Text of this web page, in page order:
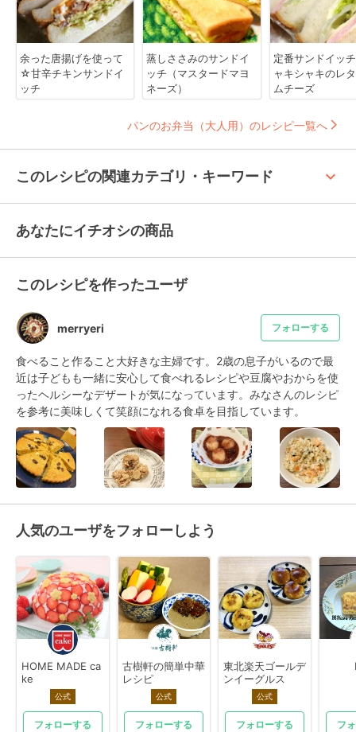
余った唐揚げを使って
☆甘辛チキンサンドイ
ッチ
蒸しささみのサンドイ
ッチ（マスタードマヨ
ネーズ）
定番サンドイッ
ャキシャキのレ
ムチーズ
パンのお弁当（大人用）のレシピ一覧へ
このレシピの関連カテゴリ・キーワード keyboard_arrow_up
あなたにイチオシの商品
このレシピを作ったユーザ
merryeri フォローする
食べること作ること大好きな主婦です。2歳の息子がいるので最
近は子どもも一緒に安心して食べれるレシピや豆腐やおからを使
ったヘルシーなデザートが気になっています。みなさんのレシピ
を参考に美味しくて笑顔になれる食卓を目指しています。
人気のユーザをフォローしよう
HOME MADE ca
ke
公式
フォローする
古樹軒の簡単中華
レシピ
公式
フォローする
東北楽天ゴールデ
ンイーグルス
公式
フォローする フ